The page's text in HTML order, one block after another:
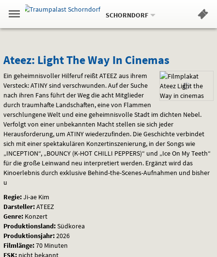
Springe
zum
,zum
.
Navigation
Gehe
zur
Standortauswahl
Standort:
SCHORNDORF.
Hinweis
Ateez:
Light
The
Way
In
Cinemas
Ateez: Light The Way In Cinemas
Ein geheimnisvoller Hilferuf reißtATEEZ aus ihrem
Versteck:ATINYsind verschwunden. Auf der Suche
nach ihren Fans führt der Weg die acht Mitglieder
durch traumhafte Landschaften, eine von Flammen
verschlungene Welt und eine geheimnisvolle Stadt im dichten Nebel.
Verfolgt von einer unbekannten Macht stellen sie sich jeder
Herausforderung, um ATINYwiederzufinden. Die Geschichte verbindet
sich mit einer spektakulären Konzertinszenierung, in der Songs wie
„INCEPTION“, „BOUNCY (K-HOTCHILLI PEPPERS)“ und „Ice On My Teeth“
für die große Leinwand neu interpretiert werden. Ergänzt wird das
Kinoerlebnis durch exklusive Behind-the-Scenes-Aufnahmen und bisher
u
Regie:Ji-ae Kim
Darsteller:ATEEZ
Genre: Konzert
Produktionsland:Südkorea
Produktionsjahr:2026
Filmlänge:70 Minuten
FSK: nicht bekannt